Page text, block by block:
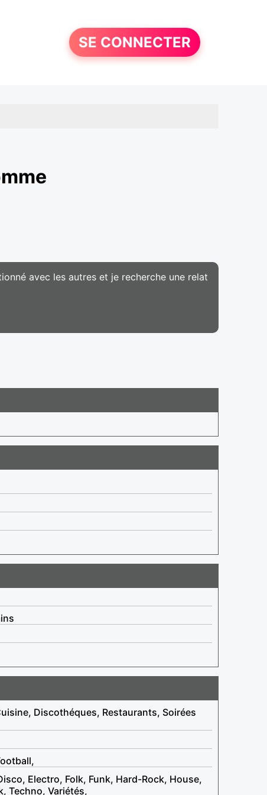
SE CONNECTER
avec les autres et je recherche une relat
Discothéques, Restaurants, Soirées
Electro, Folk, Funk, Hard-Rock, House,
Techno, Variétés,